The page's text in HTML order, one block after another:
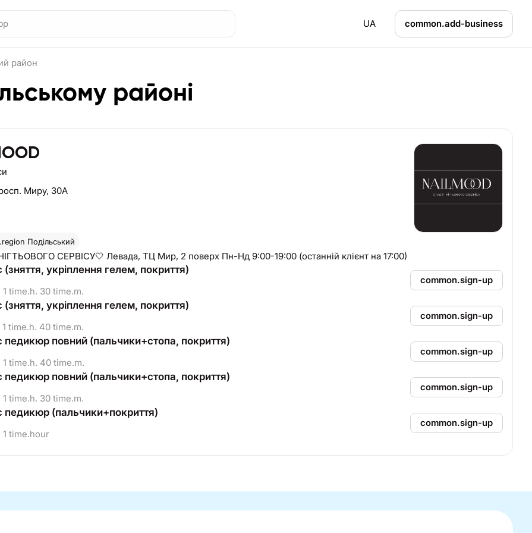
UA common.add-business
район
районі
Миру, 30А
Подільський
СЕРВІСУ🤍 Левада, ТЦ Мир, 2 поверх Пн-Нд 9:00-19:00 (останній клієнт на 17:00)
укріплення гелем, покриття)
1 time.h. 30 time.m.
common.sign-up
укріплення гелем, покриття)
1 time.h. 40 time.m.
common.sign-up
педикюр повний (пальчики+стопа, покриття)
1 time.h. 40 time.m.
common.sign-up
педикюр повний (пальчики+стопа, покриття)
1 time.h. 30 time.m.
common.sign-up
педикюр (пальчики+покриття)
1 time.hour
common.sign-up